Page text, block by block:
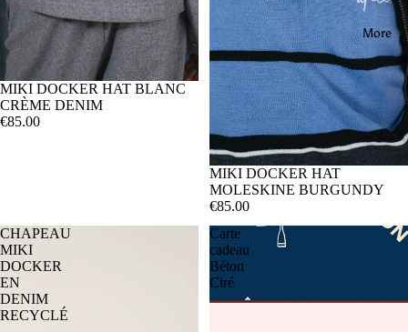
More
MIKI DOCKER HAT BLANC
CRÈME DENIM
€85.00
MIKI DOCKER HAT
MOLESKINE BURGUNDY
€85.00
CHAPEAU
MIKI
DOCKER
EN
DENIM
RECYCLÉ
Carte
cadeau
Béton
Ciré